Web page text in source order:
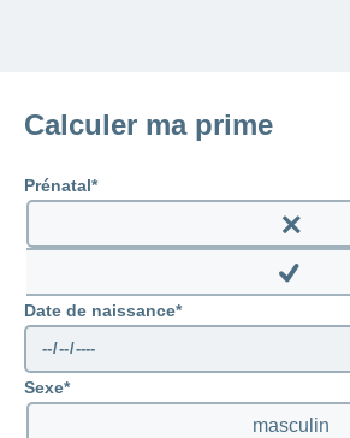
Calculer ma prime
Prénatal
Enable
prenatal
Disable
Date de naissance
Sexe
masculin